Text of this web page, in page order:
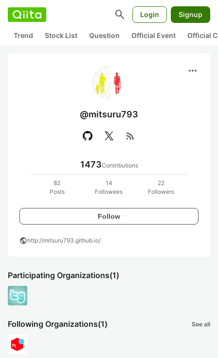
search Login Signup
Trend Stock List Question Official Event Official
more_horiz
@mitsuru793
rss_feed
1473Contributions
82
Posts
14
Followees
22
Followers
Follow
publichttp://mitsuru793.github.io/
Participating Organizations(1)
Following Organizations(1) See all